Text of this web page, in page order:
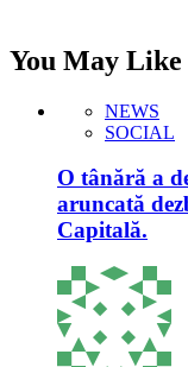
You May Like
NEWS
SOCIAL
O tânără a
aruncată
Capitală.